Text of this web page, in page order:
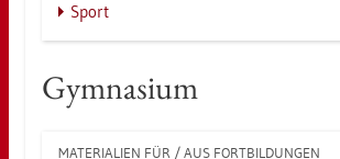
Sport
Gym­na­si­um
MA­TE­RIA­LI­EN FÜR / AUS FORT­BIL­DUN­GEN